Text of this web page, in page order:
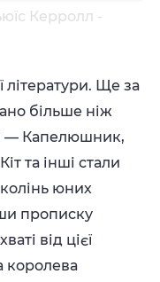
Керролл -
Ще за
більше ніж
— Капелюшник,
та інші стали
юних
прописку
від цієї
королева